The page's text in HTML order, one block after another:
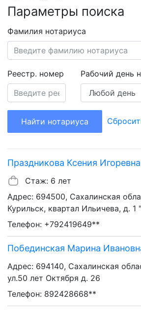
Параметры поиска
Фамилия нотариуса
Реестр. номер Рабочий день
Найти нотариуса
Праздникова Ксения Игоревна
Стаж: 6 лет
Адрес: 694500, Сахалинская
Курильск, квартал Ильичева, д. 1
Телефон: +792419649**
Побединская Марина
Адрес: 694140, Сахалинская
ул.50 лет Октября д. 26
Телефон: 892428668**